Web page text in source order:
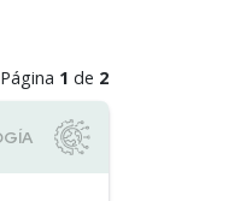
Página 1 de 2